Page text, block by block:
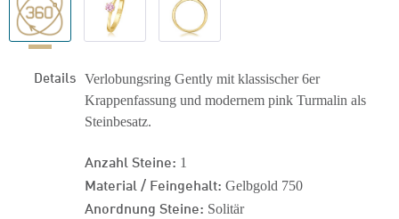
Details Verlobungsring Gently mit klassischer 6er
Krappenfassung und modernem pink Turmalin als
Steinbesatz.
Anzahl Steine: 1
Material / Feingehalt: Gelbgold 750
Anordnung Steine: Solitär